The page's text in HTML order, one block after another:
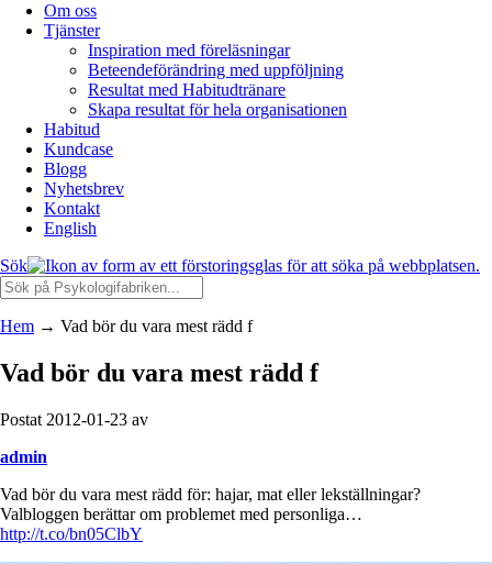
Om oss
Tjänster
Inspiration med föreläsningar
Beteendeförändring med uppföljning
Resultat med Habitudtränare
Skapa resultat för hela organisationen
Habitud
Kundcase
Blogg
Nyhetsbrev
Kontakt
English
Sök
Hem → Vad bör du vara mest rädd f
Vad bör du vara mest rädd f
Postat 2012-01-23 av
admin
Vad bör du vara mest rädd för: hajar, mat eller lekställningar?
Valbloggen berättar om problemet med personliga…
http://t.co/bn05ClbY